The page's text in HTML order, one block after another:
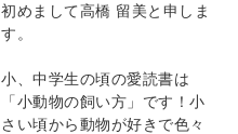
初めまして高橋 留美と申しま
す。
小、中学生の頃の愛読書は
「小動物の飼い方」です！小
さい頃から動物が好きで色々